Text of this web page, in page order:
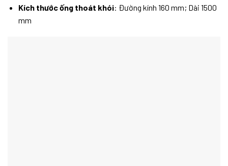
Kích thước ống thoát khói: Đường kính 160 mm; Dài 1500
mm